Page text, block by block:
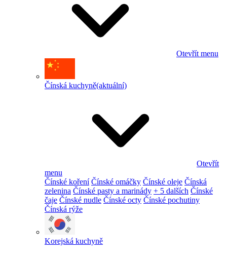
Otevřít menu
Čínská kuchyně(aktuální)
Otevřít
menu
Čínské koření Čínské omáčky Čínské oleje Čínská
zelenina Čínské pasty a marinády + 5 dalších Čínské
čaje Čínské nudle Čínské octy Čínské pochutiny
Čínská rýže
Korejská kuchyně